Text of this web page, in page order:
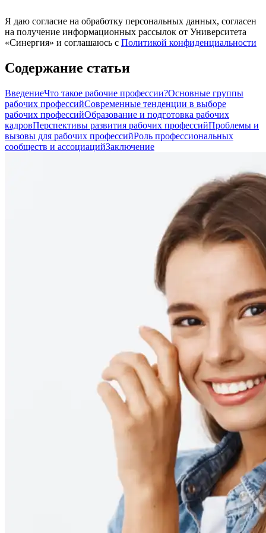
Я даю согласие на обработку персональных данных, согласен
на получение информационных рассылок от Университета
«Синергия» и соглашаюсь c Политикой конфиденциальности
Содержание статьи
ВведениеЧто такое рабочие профессии?Основные группы
рабочих профессийСовременные тенденции в выборе
рабочих профессийОбразование и подготовка рабочих
кадровПерспективы развития рабочих профессийПроблемы и
вызовы для рабочих профессийРоль профессиональных
сообществ и ассоциацийЗаключение